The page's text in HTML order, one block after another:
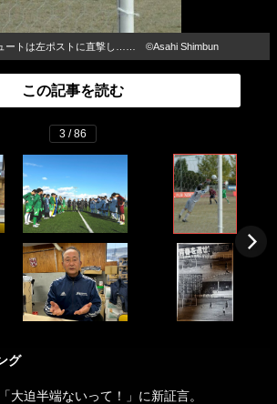
ートは左ポストに直撃し…… ©︎Asahi Shimbun
この記事を読む
3 / 86
グ
「大迫半端ないって！」に新証言。